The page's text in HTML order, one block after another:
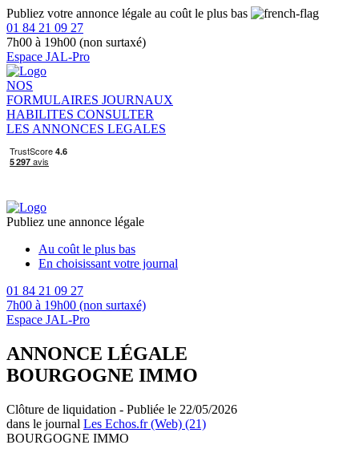
Publiez votre annonce légale au coût le plus bas
01 84 21 09 27
7h00 à 19h00 (non surtaxé)
Espace JAL-Pro
NOS
FORMULAIRES JOURNAUX
HABILITES CONSULTER
LES ANNONCES LEGALES
Publiez une annonce légale
Au coût le plus bas
En choisissant votre journal
01 84 21 09 27
7h00 à 19h00 (non surtaxé)
Espace JAL-Pro
ANNONCE LÉGALE
BOURGOGNE IMMO
Clôture de liquidation - Publiée le 22/05/2026
dans le journal Les Echos.fr (Web) (21)
BOURGOGNE IMMO